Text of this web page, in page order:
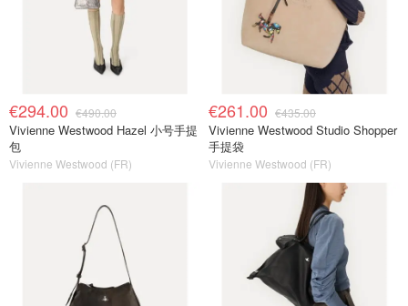
€294.00 €490.00
Vivienne Westwood Hazel 小号手提
包
Vivienne Westwood (FR)
€261.00 €435.00
Vivienne Westwood Studio Shopper
手提袋
Vivienne Westwood (FR)